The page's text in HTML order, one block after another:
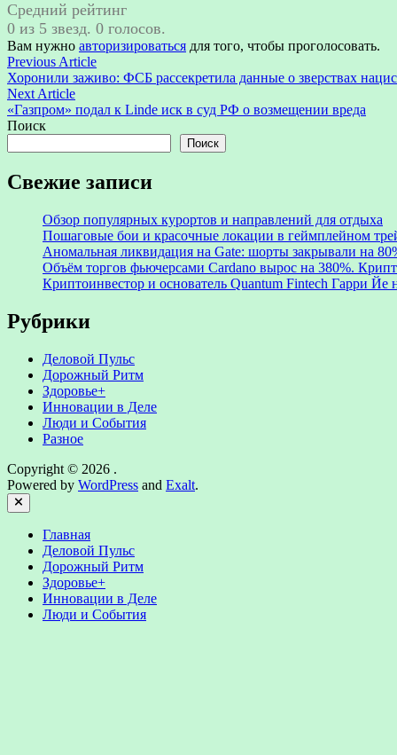
Средний рейтинг
0 из 5 звезд. 0 голосов.
Вам нужно авторизироваться для того, чтобы проголосовать.
Навигация
по
записям
Previous ArticlePrevious
article:
Хоронили заживо: ФСБ рассекретила данные о зверствах
Next ArticleNext
article:
«Газпром» подал к Linde иск в суд РФ о возмещении вреда
Поиск
Поиск
Свежие записи
Обзор популярных курортов и направлений для отдыха
Пошаговые бои и красочные локации в геймплейном
Аномальная ликвидация на Gate: шорты закрывали на
Объём торгов фьючерсами Cardano вырос на 380%.
Криптоинвестор и основатель Quantum Fintech Гарри Йе
Рубрики
Деловой Пульс
Дорожный Ритм
Здоровье+
Инновации в Деле
Люди и События
Разное
Copyright © 2026 .
Powered by WordPress and Exalt.
Close
Главная
Деловой Пульс
Дорожный Ритм
Здоровье+
Инновации в Деле
Люди и События